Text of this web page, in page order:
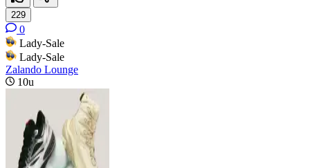
229
0
Lady-Sale
Lady-Sale
Zalando Lounge
10u